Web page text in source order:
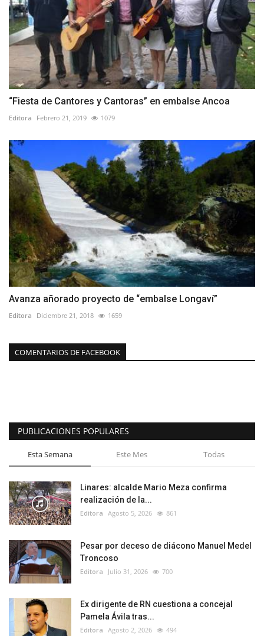
“Fiesta de Cantores y Cantoras” en embalse Ancoa
Editora Febrero 21, 2019 1079
Avanza añorado proyecto de “embalse Longaví”
Editora Diciembre 21, 2018 1659
COMENTARIOS DE FACEBOOK
PUBLICACIONES POPULARES
Esta Semana Este Mes Todas
Linares: alcalde Mario Meza confirma
realización de la...
Editora Agosto 5, 2026 861
Pesar por deceso de diácono Manuel Medel
Troncoso
Editora Julio 31, 2026 700
Ex dirigente de RN cuestiona a concejal
Pamela Ávila tras...
Editora Agosto 2, 2026 494